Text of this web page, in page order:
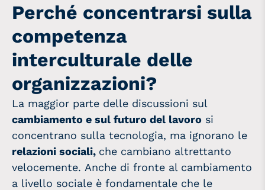
Perché concentrarsi sulla
competenza
interculturale delle
organizzazioni?
La maggior parte delle discussioni sul
cambiamento e sul futuro del lavoro si
concentrano sulla tecnologia, ma ignorano le
relazioni sociali, che cambiano altrettanto
velocemente. Anche di fronte al cambiamento
a livello sociale è fondamentale che le